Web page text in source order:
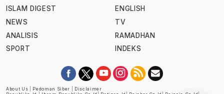
ISLAM DIGEST
NEWS
ANALISIS
SPORT
ENGLISH
TV
RAMADHAN
INDEKS
About Us Pedoman Siber
Disclaimer